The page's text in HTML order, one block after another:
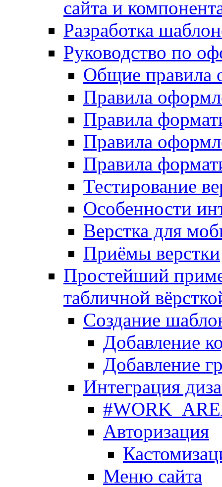
сайта и
Разработка
Руководство по
Общие правила
Правила
Правила
Правила
Правила
Тестирование
Особенности
Верстка для
Приёмы верстки
Простейший
табличной
Создание
Добавление
Добавление
Интеграция
Авторизация
Меню сайта